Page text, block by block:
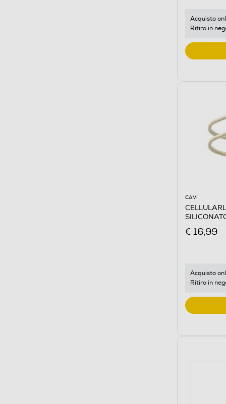
Acquisto
Ritiro in
CAVI
€ 16,99
Acquisto
Ritiro in